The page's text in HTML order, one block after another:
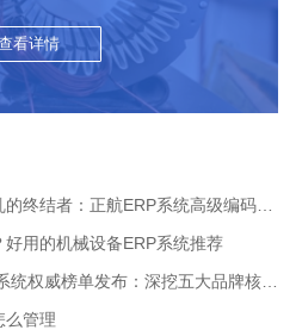
看详情
用的机械设备ERP系统推荐
么管理